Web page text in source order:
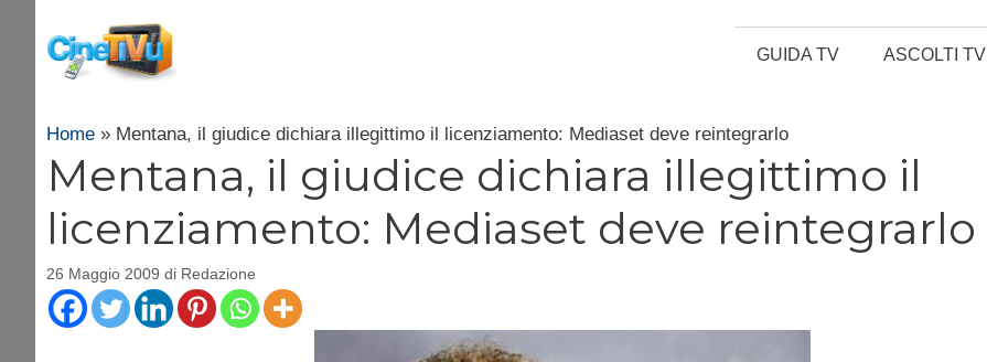
contenuto
GUIDA TV ASCOLTI TV
Home » Mentana, il giudice dichiara illegittimo il licenziamento: Mediaset deve reintegrarlo
Mentana, il giudice dichiara illegittimo il
licenziamento: Mediaset deve reintegrarlo
26 Maggio 2009 di Redazione